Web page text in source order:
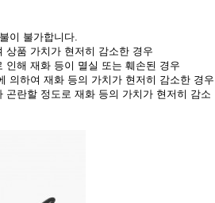
이 불가합니다.
상품 가치가 현저히 감소한 경우
인해 재화 등이 멸실 또는 훼손된 경우
의하여 재화 등의 가치가 현저히 감소한 경우
곤란할 정도로 재화 등의 가치가 현저히 감소